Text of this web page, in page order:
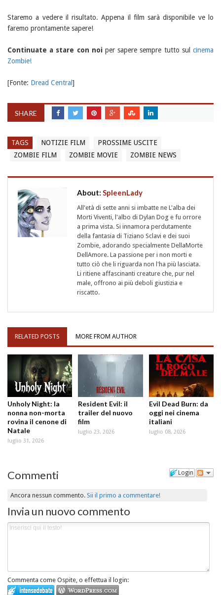
Staremo a vedere il risultato. Appena il film sarà disponibile ve lo
faremo prontamente sapere!
Continuate a stare con noiper sapere sempre tutto sulcinema
Zombie!
[Fonte: Dread Central ]
SHARE
TAGS NOTIZIE FILM
PROSSIME USCITE
ZOMBIE FILM
ZOMBIE MOVIE ZOMBIE NEWS
About: SpleenLady
All'età di sette anni si imbatte ne L'alba dei
Morti Viventi, l'albo di Dylan Dog e fu orrore
a prima vista. Si innamora perdutamente
della fantasia di Tiziano Sclavi e dei suoi
Zombie, adorando specialmente DellaMorte
DellAmore. La passione per i non morti e
tutto ciò che li riguarda non l'ha più lasciata.
Li ritiene affascinanti creature che, pur nel
male, offrono ai più deboli giustizia e
riscatto.
RELATED POSTS MORE FROM AUTHOR
Unholy Night: la
nonna non-morta
rovina il cenone di
Natale
luglio 31, 2026
Resident Evil: il
trailer del nuovo
film
luglio 23, 2026
Evil Dead Burn: da
oggi nei cinema
italiani
luglio 08, 2026
Login
Commenti
Ancora nessun commento.Sii il primo a commentare!
Invia un nuovo commento
Commenta come Ospite, o effettua il login: